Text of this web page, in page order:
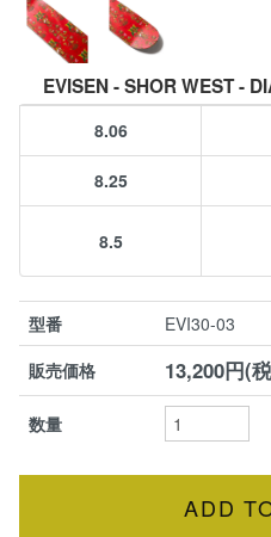
EVISEN - SHOR WEST -
8.06
8.25
8.5
型番
EVI30-03
販売価格
13,200円(
数量